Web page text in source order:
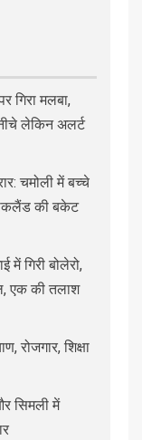
गिरा मलबा,
लेकिन अलर्ट
चमोली में बच्चे
की बकेट
में गिरी बोलेरो,
एक की तलाश
रोजगार, शिक्षा
सिमली में